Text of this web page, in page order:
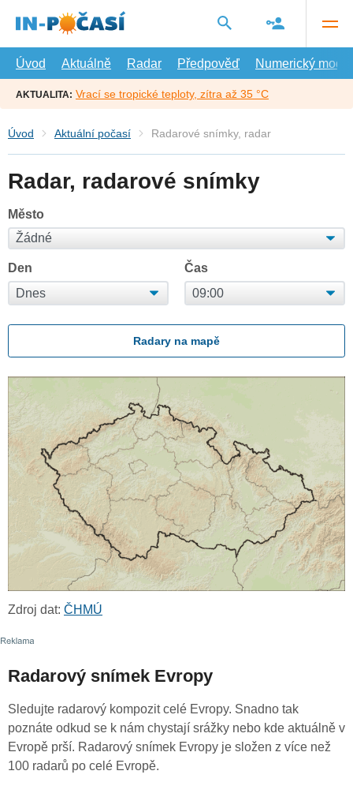
hlavní
Úvod
Aktuálně Radar Předpověď Numerický model
AKTUALITA: Vrací se tropické teploty, zítra až 35 °C
Úvod Aktuální počasí Radarové snímky, radar
Radar, radarové snímky
Město
Den Čas
Radary na mapě
Zdroj dat: ČHMÚ
Radarový snímek Evropy
Sledujte radarový kompozit celé Evropy. Snadno tak
poznáte odkud se k nám chystají srážky nebo kde aktuálně v
Evropě prší. Radarový snímek Evropy je složen z více než
100 radarů po celé Evropě.